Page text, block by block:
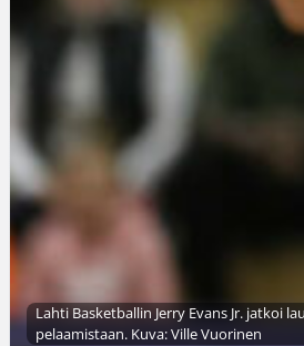
Lahti Basketballin Jerry Evans Jr. jatkoi
pelaamistaan. Kuva: Ville Vuorinen